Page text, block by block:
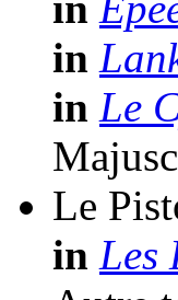
in
in Le
Le
in Les